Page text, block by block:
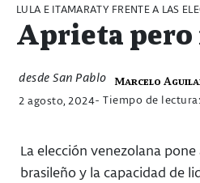
LULA E ITAMARATY FRENTE A LAS
Aprieta pero
Marcelo
desde San Pablo
2 agosto, 2024- Tiempo de
La elección venezolana
brasileño y la capacidad de